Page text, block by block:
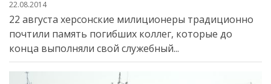
22.08.2014
22 августа херсонские милиционеры традиционно
почтили память погибших коллег, которые до
конца выполняли свой служебный...